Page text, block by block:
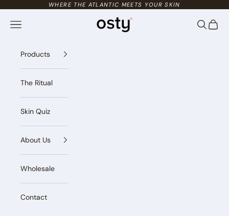
Skip to contentWHERE THE ATLANTIC MEETS YOUR SKIN
Osty Skincare
Navigation menu Search
Cart
Products
The Ritual
Skin Quiz
About Us
Wholesale
Contact